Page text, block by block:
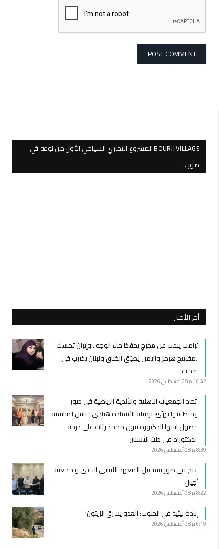
BOURJI VILLAGE المشروع التجاري السياحي الأول من نوعه في
صور…
أخر الأخبار
ترامب يبحث عن مخرجٍ يحفظ ماء الوجه.. وإيران تمسك
بمفاتيح هرمز واليمن يضيّق الخناق ولبنان يضرب في
صمت
10:42 م 08 أغسطس 2026
اتّحاد الجمعيات الأهلية والأندية الرياضية في صور
ومنطقتها يهنّئ الزميلة الأستاذة هنادي عبّاس لمناسبة
حصول ابنتها الدكتورة بتول محمد زيّات على درجة
الدكتوراه في طبّ الأسنان
8:39 م 08 أغسطس 2026
فتح في صور تستقبل المعهد اللبناني التقني و جمعية
أجيال
8:22 م 08 أغسطس 2026
إبادة بيئية في الجنوب: العدو يسرق الزيتون!
6:19 م 08 أغسطس 2026